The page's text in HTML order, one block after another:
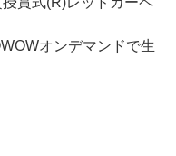
オンデマンドで生